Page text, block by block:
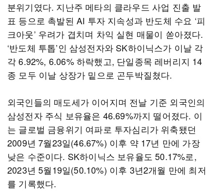
분위기였다. 지난주 메타의 클라우드 사업 진출 발
표 등으로 촉발된 AI 투자 지속성과 반도체 수요 ‘피
크아웃’ 우려가 겹치며 차익 실현 매물이 쏟아졌다.
‘반도체 투톱’인 삼성전자와 SK하이닉스가 이날 각
각 6.92%, 6.06% 하락했고, 단일종목 레버리지 14
종 모두 이날 상장가 밑으로 곤두박질쳤다.
외국인들의 매도세가 이어지며 전날 기준 외국인의
삼성전자 주식 보유율은 46.69%까지 떨어졌다. 이
는 글로벌 금융위기 여파로 투자심리가 위축됐던
2009년 7월23일(46.67%) 이후 약 17년 만에 가장
낮은 수준이다. SK하이닉스 보유율도 50.17%로,
2023년 5월19일(50.10%) 이후 3년2개월 만에 최저
를 기록했다.